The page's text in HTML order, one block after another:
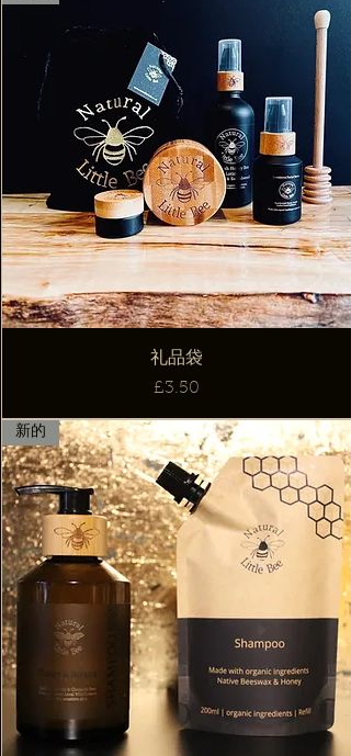
礼品袋
價格
£3.50
新的